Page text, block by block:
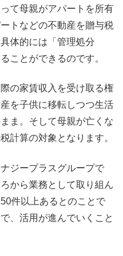
て母親がアパートを所有
トなどの不動産を贈与税
体的には「管理処分
ことができるのです。
の家賃収入を受け取る権
を子供に移転しつつ生活
ま。そして母親が亡くな
計算の対象となります。
ジープラスグループで
から業務として取り組ん
件以上あるとのことで
、活用が進んでいくこと